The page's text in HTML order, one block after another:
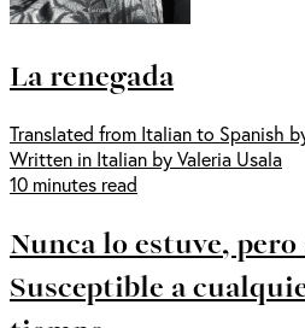
La renegada
Translated from Italian to Spanish
Written in Italian by Valeria Usala
10 minutes read
Nunca lo estuve,
Susceptible a